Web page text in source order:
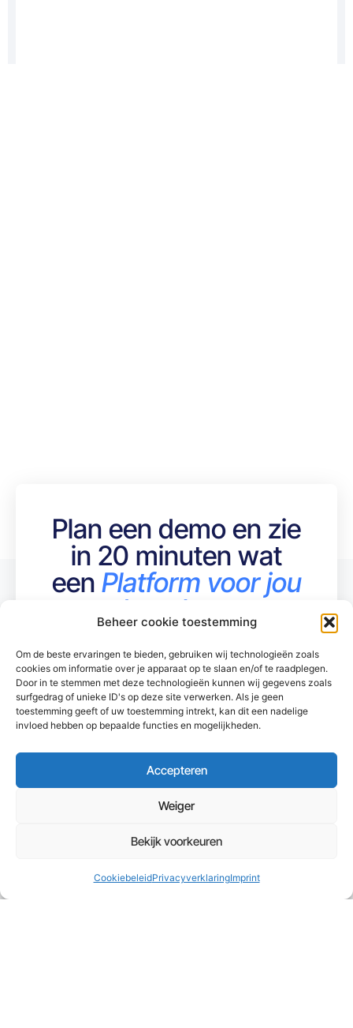
Beheer cookie toestemming
Om de beste ervaringen te bieden, gebruiken wij technologieën zoals
cookies om informatie over je apparaat op te slaan en/of te raadplegen.
Door in te stemmen met deze technologieën kunnen wij gegevens zoals
surfgedrag of unieke ID's op deze site verwerken. Als je geen
toestemming geeft of uw toestemming intrekt, kan dit een nadelige
invloed hebben op bepaalde functies en mogelijkheden.
Accepteren
Weiger
Bekijk voorkeuren
CookiebeleidPrivacyverklaringImprint
Plan een demo en zie
in 20 minuten wat
een Platform voor jou
kan doen
Plan een online demo- en
adviesgesprek op een moment dat
jou past via onze Afsprakenplanner
Ja, Stuur mij de link
website,
Voor Klanten
Documentatie
cursus
Cookiebeleid